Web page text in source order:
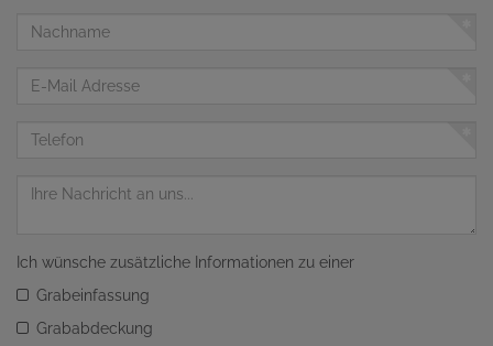
Nachname
Telefon
Nachricht
Ich wünsche zusätzliche Informationen zu einer
Grabeinfassung
Grababdeckung